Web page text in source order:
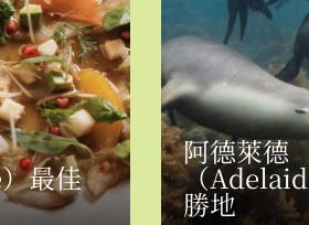
最佳
阿德萊德
（
勝地